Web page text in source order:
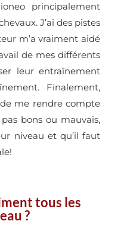
principalement
J’ai des pistes
m’a vraiment aidé
de mes différents
leur entraînement
Finalement,
me rendre compte
bons ou mauvais,
niveau et qu’il faut
tous les
?